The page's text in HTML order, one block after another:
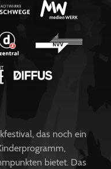
das noch ein
bietet. Das